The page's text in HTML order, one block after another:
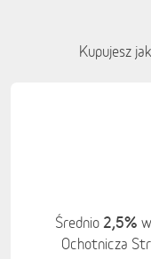
Kupujesz
Średnio 2,5%
Ochotnicza